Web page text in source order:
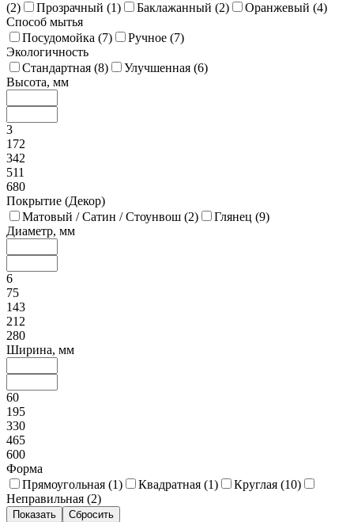
(2) Прозрачный (1) Баклажанный (2) Оранжевый (4)
Способ мытья
Посудомойка (7) Ручное (7)
Экологичность
Стандартная (8) Улучшенная (6)
Высота, мм
3
172
342
511
680
Покрытие (Декор)
Матовый / Сатин / Стоунвош (2) Глянец (9)
Диаметр, мм
6
75
143
212
280
Ширина, мм
60
195
330
465
600
Форма
Прямоугольная (1) Квадратная (1) Круглая (10)
Неправильная (2)